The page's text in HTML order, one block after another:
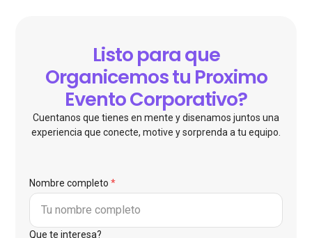
Listo para que
Organicemos tu Proximo
Evento Corporativo?
Cuentanos que tienes en mente y disenamos juntos una
experiencia que conecte, motive y sorprenda a tu equipo.
Nombre completo *
Que te interesa?